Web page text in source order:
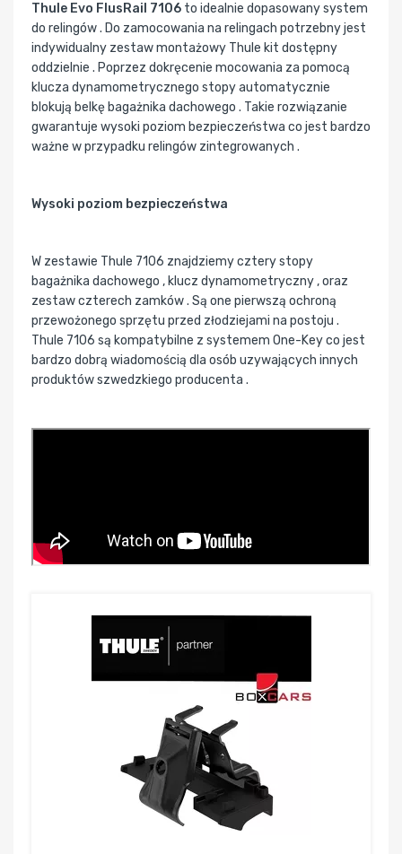
Thule Evo FlusRail 7106 to idealnie dopasowany system
do relingów . Do zamocowania na relingach potrzebny jest
indywidualny zestaw montażowy Thule kit dostępny
oddzielnie . Poprzez dokręcenie mocowania za pomocą
klucza dynamometrycznego stopy automatycznie
blokują belkę bagażnika dachowego . Takie rozwiązanie
gwarantuje wysoki poziom bezpieczeństwa co jest bardzo
ważne w przypadku relingów zintegrowanych .
Wysoki poziom bezpieczeństwa
W zestawie Thule 7106 znajdziemy cztery stopy
bagażnika dachowego , klucz dynamometryczny , oraz
zestaw czterech zamków . Są one pierwszą ochroną
przewożonego sprzętu przed złodziejami na postoju .
Thule 7106 są kompatybilne z systemem One-Key co jest
bardzo dobrą wiadomością dla osób uzywających innych
produktów szwedzkiego producenta .